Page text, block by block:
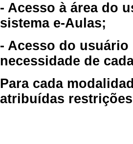
- Acesso à área do
sistema e-Aulas;
- Acesso do usuário
necessidade de
Para cada
atribuídas